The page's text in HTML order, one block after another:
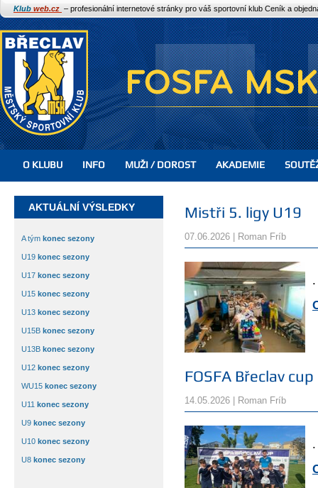
Klub web.cz – profesionální internetové stránky pro váš sportovní klub Ceník a
O KLUBU INFO MUŽI / DOROST AKADEMIE
Mistři 5. ligy U19
07.06.2026 | Roman Fríb
.
FOSFA Břeclav
14.05.2026 | Roman Fríb
.
AKTUÁLNÍ VÝSLEDKY
A tým konec sezony
U19 konec sezony
U17 konec sezony
U15 konec sezony
U13 konec sezony
U15B konec sezony
U13B konec sezony
U12 konec sezony
WU15 konec sezony
U11 konec sezony
U9 konec sezony
U10 konec sezony
U8 konec sezony